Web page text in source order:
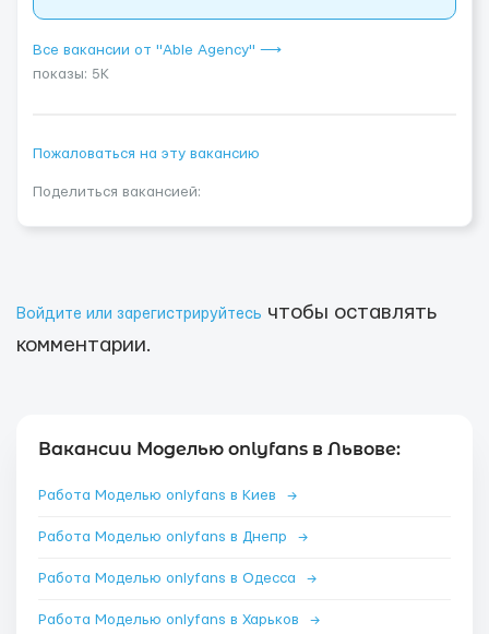
Все вакансии от "Able Agency" ⟶
показы: 5K
Пожаловаться на эту вакансию
Поделиться вакансией:
Войдите или зарегистрируйтесь чтобы оставлять
комментарии.
Вакансии Моделью onlyfans в Львове:
Работа Моделью onlyfans в Киев →
Работа Моделью onlyfans в Днепр →
Работа Моделью onlyfans в Одесса →
Работа Моделью onlyfans в Харьков →